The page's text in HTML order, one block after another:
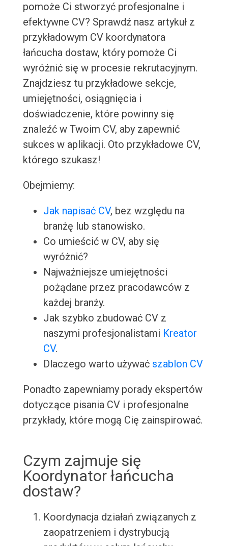
pomoże Ci stworzyć profesjonalne i
efektywne CV? Sprawdź nasz artykuł z
przykładowym CV koordynatora
łańcucha dostaw, który pomoże Ci
wyróżnić się w procesie rekrutacyjnym.
Znajdziesz tu przykładowe sekcje,
umiejętności, osiągnięcia i
doświadczenie, które powinny się
znaleźć w Twoim CV, aby zapewnić
sukces w aplikacji. Oto przykładowe CV,
którego szukasz!
Obejmiemy:
Jak napisać CV, bez względu na
branżę lub stanowisko.
Co umieścić w CV, aby się
wyróżnić?
Najważniejsze umiejętności
pożądane przez pracodawców z
każdej branży.
Jak szybko zbudować CV z
naszymi profesjonalistami Kreator
CV.
Dlaczego warto używać szablon CV
Ponadto zapewniamy porady ekspertów
dotyczące pisania CV i profesjonalne
przykłady, które mogą Cię zainspirować.
Czym zajmuje się
Koordynator łańcucha
dostaw?
Koordynacja działań związanych z
zaopatrzeniem i dystrybucją